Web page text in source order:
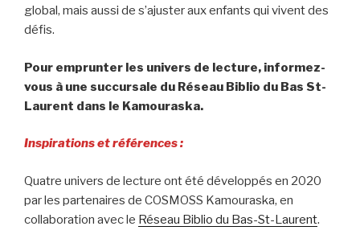
global, mais aussi de s’ajuster aux enfants qui vivent des
défis.
Pour emprunter les univers de lecture, informez-
vous à une succursale du Réseau Biblio du Bas St-
Laurent dans le Kamouraska.
Inspirations et références :
Quatre univers de lecture ont été développés en 2020
par les partenaires de COSMOSS Kamouraska, en
collaboration avec le Réseau Biblio du Bas-St-Laurent.